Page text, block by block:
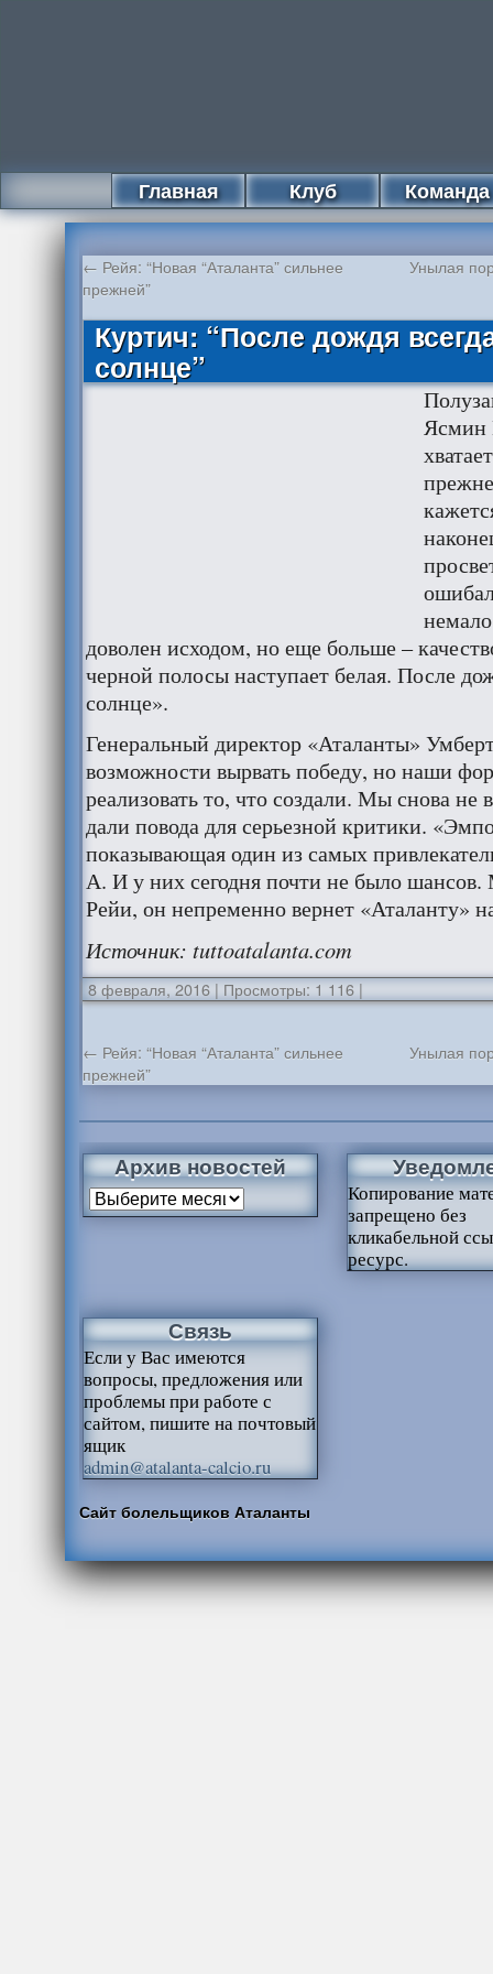
Главная Клуб Команда
← Рейя: “Новая “Аталанта” сильнее
прежней”
Унылая
Куртич: “После дождя
солнце”
Ясмин
доволен исходом, но еще больше –
черной полосы наступает белая. После
солнце».
Генеральный директор «Аталанты»
возможности вырвать победу, но наши
реализовать то, что создали. Мы снова не
дали повода для серьезной критики.
показывающая один из самых
А. И у них сегодня почти не было
Рейи, он непременно вернет «Аталанту»
Источник: tuttoatalanta.com
8 февраля, 2016 | Просмотры: 1 116|
← Рейя: “Новая “Аталанта” сильнее
прежней”
Унылая
Архив новостей
Копирование
запрещено без
кликабельной
ресурс.
Связь
Если у Вас имеются
вопросы, предложения или
проблемы при работе с
сайтом, пишите на почтовый
ящик
admin@atalanta-calcio.ru
Сайт болельщиков Аталанты